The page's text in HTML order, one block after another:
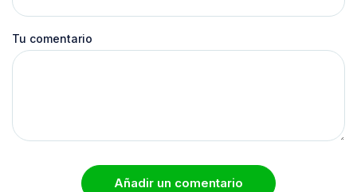
Tu comentario
Añadir un comentario